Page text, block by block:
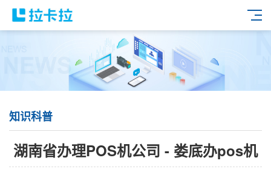
知识科普
湖南省办理POS机公司 - 娄底办pos机